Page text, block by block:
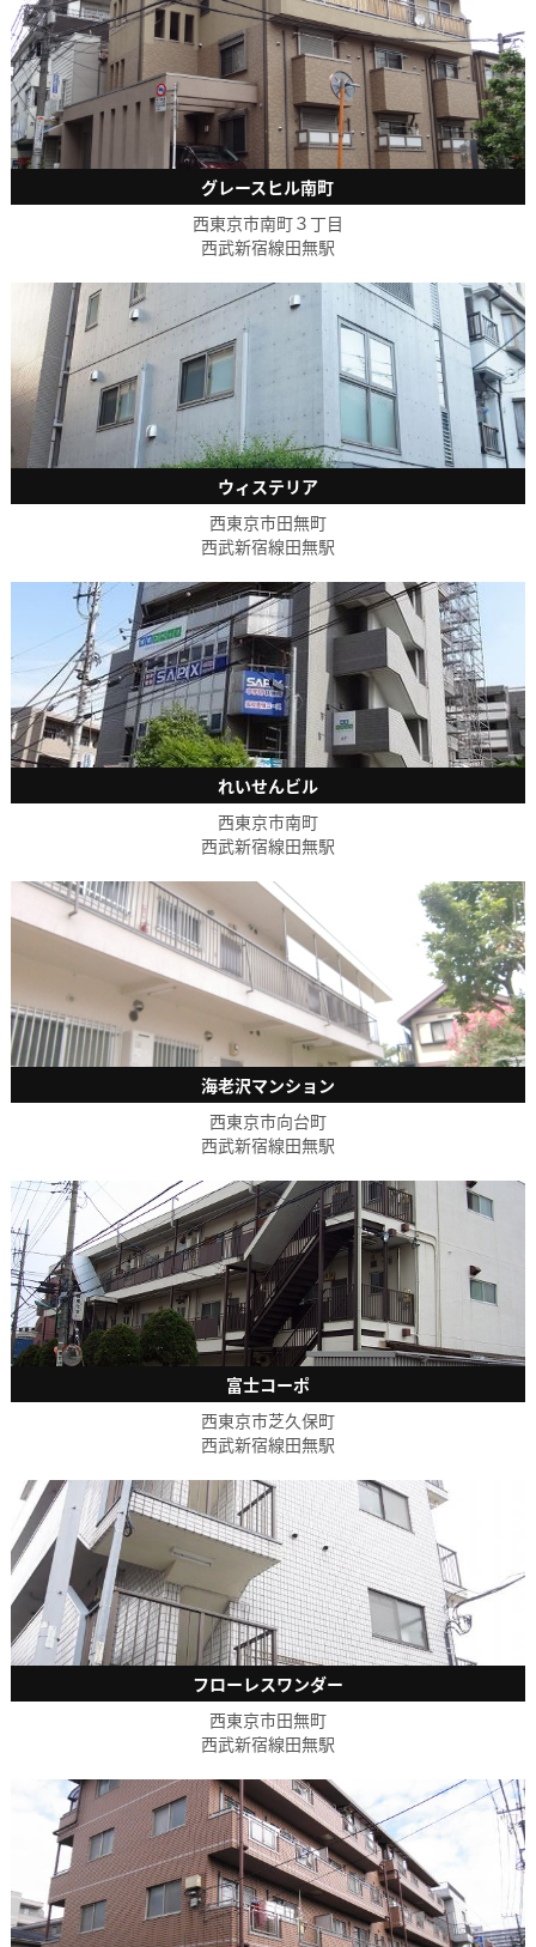
グレースヒル南町
西東京市南町３丁目
西武新宿線田無駅
ウィステリア
西東京市田無町
西武新宿線田無駅
れいせんビル
西東京市南町
西武新宿線田無駅
海老沢マンション
西東京市向台町
西武新宿線田無駅
富士コーポ
西東京市芝久保町
西武新宿線田無駅
フローレスワンダー
西東京市田無町
西武新宿線田無駅